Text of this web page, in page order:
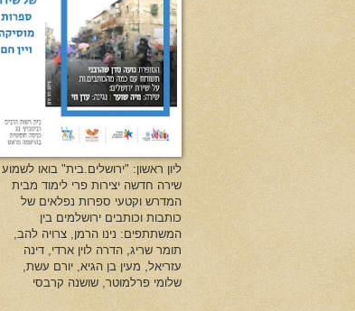
ליון ראשון: "ירושלים.בית" בואו לשמוע
שירה חדשה יצירות פרי לימוד מבית
המדרש וקטעי ספרות נפלאים של
כותבות וכותבים ירושלמים בין
המשתתפים: נינו הרמן, צרויה להב,
תומר שריג, הדרה לוין ארדי, דינה
עזריאל, מעין בן הגיא, יורם עשת,
שלומי פרלמוטר, שושנה קרבסי